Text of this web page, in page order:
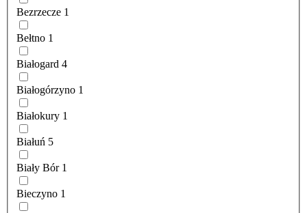
Bezrzecze 1
Bełtno 1
Białogard 4
Białogórzyno 1
Białokury 1
Białuń 5
Biały Bór 1
Bieczyno 1